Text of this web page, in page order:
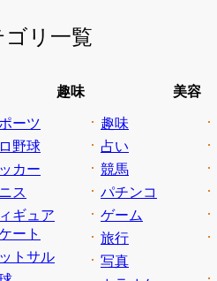
ゴリ一覧
ーツ
野球
カー
ス
ギュア
ート
トサル
趣味
趣味
占い
競馬
パチンコ
ゲーム
旅行
写真
美容